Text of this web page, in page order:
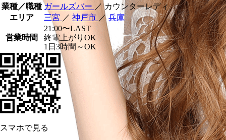
業種／職種 ガールズバー ／ カウンターレディ
エリア
三宮 ／ 神戸市 ／ 兵庫
営業時間
21:00〜LAST
終電上がりOK
1日3時間～OK
スマホで見る